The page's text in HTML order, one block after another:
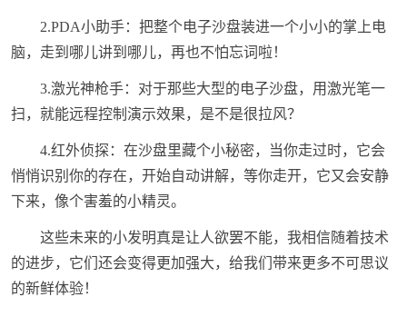
2.PDA小助手：把整个电子沙盘装进一个小小的掌上电
脑，走到哪儿讲到哪儿，再也不怕忘词啦！
3.激光神枪手：对于那些大型的电子沙盘，用激光笔一
扫，就能远程控制演示效果，是不是很拉风？
4.红外侦探：在沙盘里藏个小秘密，当你走过时，它会
悄悄识别你的存在，开始自动讲解，等你走开，它又会安静
下来，像个害羞的小精灵。
这些未来的小发明真是让人欲罢不能，我相信随着技术
的进步，它们还会变得更加强大，给我们带来更多不可思议
的新鲜体验！